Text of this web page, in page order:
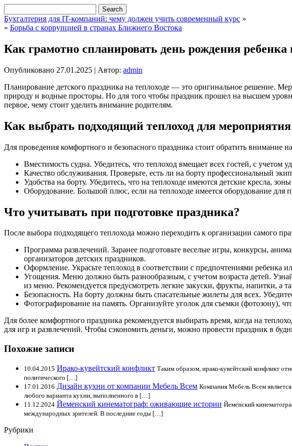
Бухгалтерия для IT-компаний: чему должен учить современный курс »
« Борьба с коррупцией в странах Ближнего Востока
Как грамотно спланировать день рождения ребенка
Опубликовано 27.01.2025 | Автор: admin
Планирование детского праздника на теплоходе — это оригинальное решение.
природу и водные просторы. Но для того чтобы праздник прошел на высшем
первое, чему стоит уделить внимание родителям.
Как выбрать подходящий теплоход для мероприятия
Для проведения комфортного и безопасного праздника стоит обратить внимание
Вместимость судна. Убедитесь, что теплоход вмещает всех гостей, с учетом
Качество обслуживания. Проверьте, есть ли на борту профессиональный
Удобства на борту. Убедитесь, что на теплоходе имеются детские кресла,
Оборудование. Большой плюс, если на теплоходе имеется оборудование для
Что учитывать при подготовке праздника?
После выбора подходящего теплохода можно переходить к организации самого
Программа развлечений. Заранее подготовьте веселые игры, конкурсы,
организаторов детских праздников.
Оформление. Украсьте теплоход в соответствии с предпочтениями ребенка
Угощения. Меню должно быть разнообразным, с учетом возраста детей.
из меню. Рекомендуется предусмотреть легкие закуски, фрукты, напитки, а
Безопасность. На борту должны быть спасательные жилеты для всех.
Фотографирование на память. Организуйте уголок для съемки (фотозону),
Для более комфортного праздника рекомендуется выбирать время, когда на
для игр и развлечений. Чтобы сэкономить деньги, можно провести праздник в
Похожие записи
10.04.2015 Ирако-кувейтский конфликт Таким образом, ирако-кувейтский конфликт
политического […]
17.01.2016 Дизайн кухни от компании Мебель Всем Компания Мебель Всем
любого варианта кухни, выполненного в […]
11.12.2024 Йеменский кинематограф: оживающие истории Йеменский
международных зрителей. В последние годы […]
Рубрики